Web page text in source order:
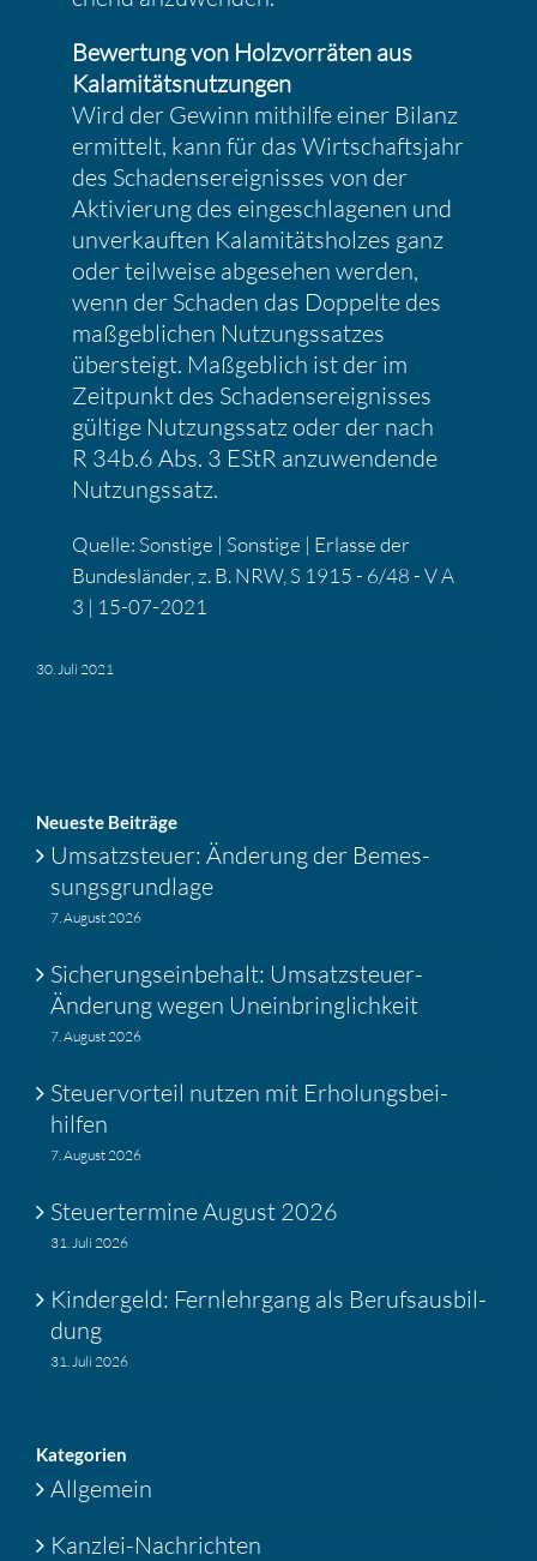
Bewer­tung von Holzvor­räten aus
Kalami­täts­nut­zungen
Wird der Gewinn mithilfe einer Bilanz
ermit­telt, kann für das Wirtschafts­jahr
des Schadens­er­eig­nisses von der
Aktivie­rung des einge­schla­genen und
unver­kauften Kalami­täts­holzes ganz
oder teilweise abgesehen werden,
wenn der Schaden das Doppelte des
maßgeb­li­chen Nutzungs­satzes
übersteigt. Maßgeb­lich ist der im
Zeitpunkt des Schadens­er­eig­nisses
gültige Nutzungs­satz oder der nach
R 34b.6 Abs. 3 EStR anzuwen­dende
Nutzungs­satz.
Quelle: Sonstige | Sonstige | Erlasse der
Bundes­länder, z. B. NRW, S 1915 - 6/48 - V A
3 | 15-07-2021
30. Juli 2021
Neueste Beiträge
Umsatz­steuer: Änderung der Bemes­
sungs­grund­lage
7. August 2026
Siche­rungs­ein­be­halt: Umsatz­steuer-
Änderung wegen Unein­bring­lich­keit
7. August 2026
Steuer­vor­teil nutzen mit Erholungs­bei­
hilfen
7. August 2026
Steuer­ter­mine August 2026
31. Juli 2026
Kinder­geld: Fernlehr­gang als Berufs­aus­bil­
dung
31. Juli 2026
Katego­rien
Allgemein
Kanzlei-Nachrichten